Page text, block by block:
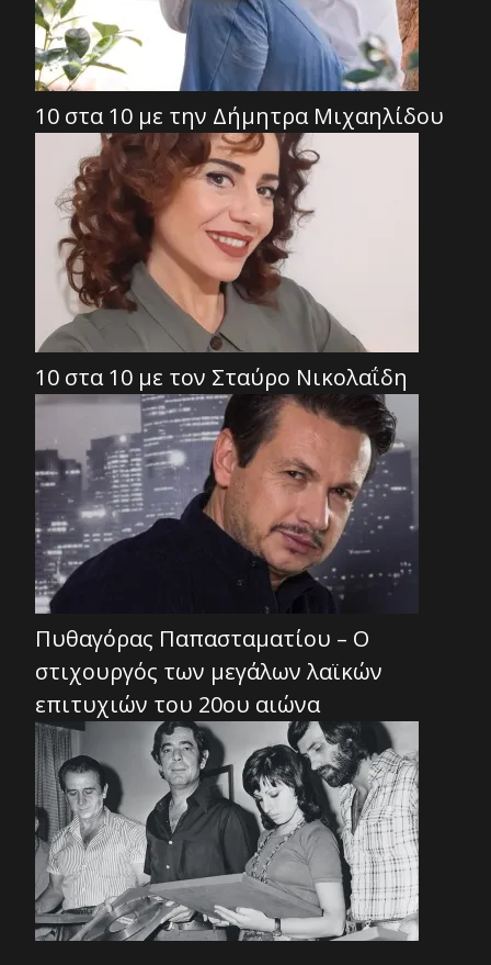
10 στα 10 με την Δήμητρα Μιχαηλίδου
10 στα 10 με τον Σταύρο Νικολαΐδη
Πυθαγόρας Παπασταματίου – Ο
στιχουργός των μεγάλων λαϊκών
επιτυχιών του 20ου αιώνα